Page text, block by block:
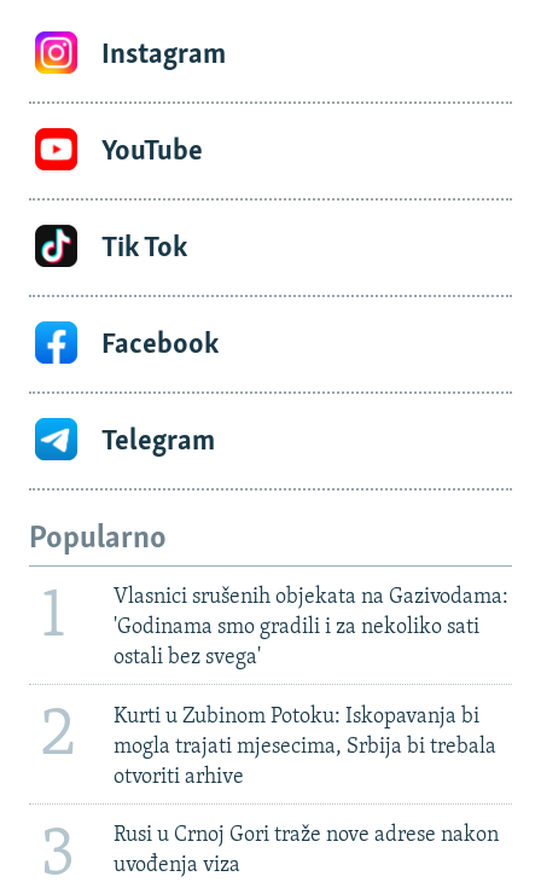
Instagram
YouTube
Tik Tok
Facebook
Telegram
Popularno
1
Vlasnici srušenih objekata na Gazivodama:
'Godinama smo gradili i za nekoliko sati
ostali bez svega'
2
Kurti u Zubinom Potoku: Iskopavanja bi
mogla trajati mjesecima, Srbija bi trebala
otvoriti arhive
3
Rusi u Crnoj Gori traže nove adrese nakon
uvođenja viza